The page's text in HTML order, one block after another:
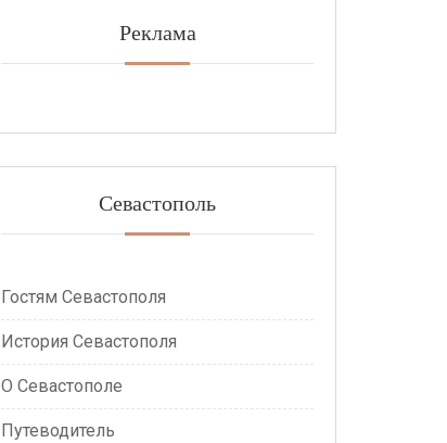
Реклама
Севастополь
Гостям Севастополя
История Севастополя
О Севастополе
Путеводитель